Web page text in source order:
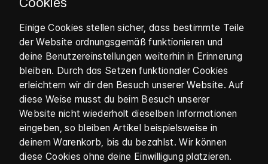
Einige Cookies stellen sicher, dass bestimmte Teile
der Website ordnungsgemäß funktionieren und
deine Benutzereinstellungen weiterhin in Erinnerung
bleiben. Durch das Setzen funktionaler Cookies
erleichtern wir dir den Besuch unserer Website. Auf
diese Weise musst du beim Besuch unserer
Website nicht wiederholt dieselben Informationen
eingeben, so bleiben Artikel beispielsweise in
deinem Warenkorb, bis du bezahlst. Wir können
diese Cookies ohne deine Einwilligung platzieren.